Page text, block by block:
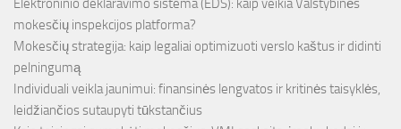
Elektroninio deklaravimo sistema (EDS): kaip veikia Valstybinės
mokesčių inspekcijos platforma?
Mokesčių strategija: kaip legaliai optimizuoti verslo kaštus ir didinti
pelningumą
Individuali veikla jaunimui: finansinės lengvatos ir kritinės taisyklės,
leidžiančios sutaupyti tūkstančius